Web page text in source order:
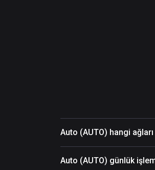
Auto (AUTO) hangi
Auto (AUTO) günlük